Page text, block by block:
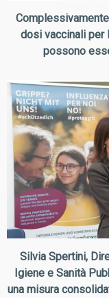
dosi vaccinali per
possono
Silvia Spertini,
Igiene e Sanità
una misura